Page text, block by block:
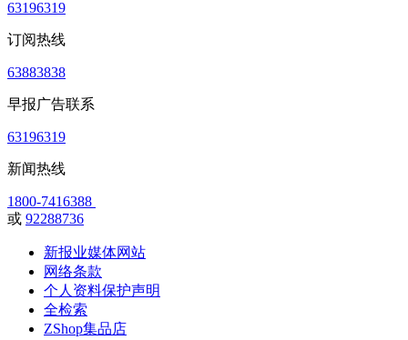
63196319
订阅热线
63883838
早报广告联系
63196319
新闻热线
1800-7416388
或 92288736
新报业媒体网站
网络条款
个人资料保护声明
全检索
ZShop集品店